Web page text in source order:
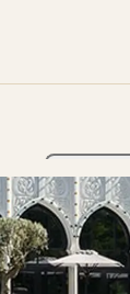
Billetter